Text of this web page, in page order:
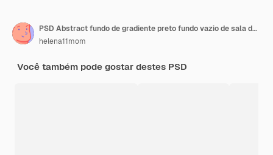
PSD Abstract fundo de gradiente preto fundo vazio de sala de estúdio de cor preta
helena11mom
Você também pode gostar destes PSD